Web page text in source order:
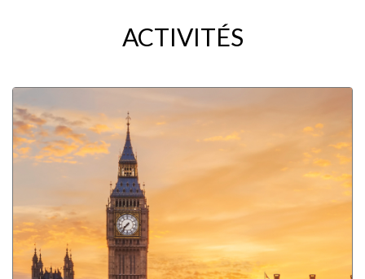
ACTIVITÉS